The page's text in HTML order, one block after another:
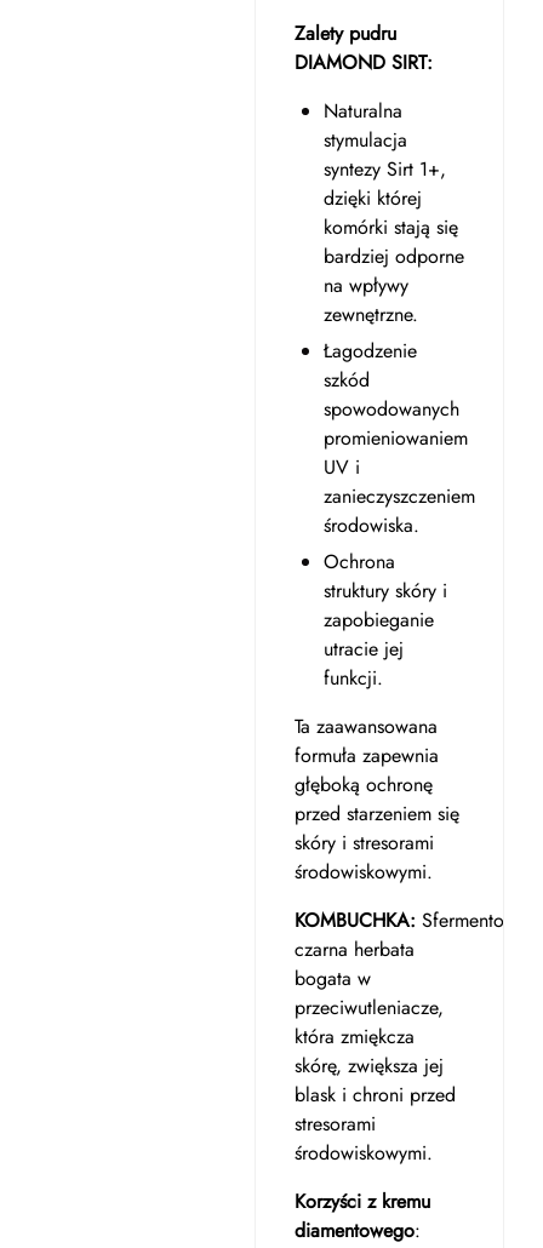
Zalety pudru
DIAMOND SIRT:
Naturalna
stymulacja
syntezy Sirt 1+,
dzięki której
komórki stają się
bardziej odporne
na wpływy
zewnętrzne.
Łagodzenie
szkód
spowodowanych
promieniowaniem
UV i
zanieczyszczeniem
środowiska.
Ochrona
struktury skóry i
zapobieganie
utracie jej
funkcji.
Ta zaawansowana
formuła zapewnia
głęboką ochronę
przed starzeniem się
skóry i stresorami
środowiskowymi.
KOMBUCHKA:
czarna herbata
bogata w
przeciwutleniacze,
która zmiękcza
skórę, zwiększa jej
blask i chroni przed
stresorami
środowiskowymi.
Korzyści z kremu
diamentowego: